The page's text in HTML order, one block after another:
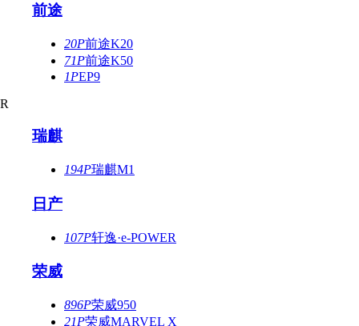
前途
20P前途K20
71P前途K50
1PEP9
R
瑞麒
194P瑞麒M1
日产
107P轩逸·e-POWER
荣威
896P荣威950
21P荣威MARVEL X